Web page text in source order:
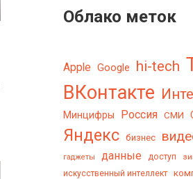
Облако меток
Apple Google hi-tech
ВКонтакте
Минцифры Россия СМИ
Яндекс бизнес
гаджеты данные доступ
искусственный интеллект